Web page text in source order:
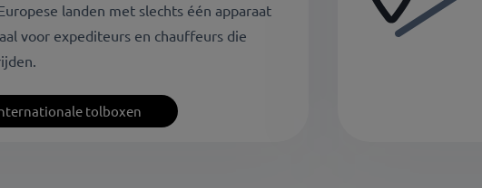
landen met slechts één apparaat
voor expediteurs en chauffeurs die
tolboxen